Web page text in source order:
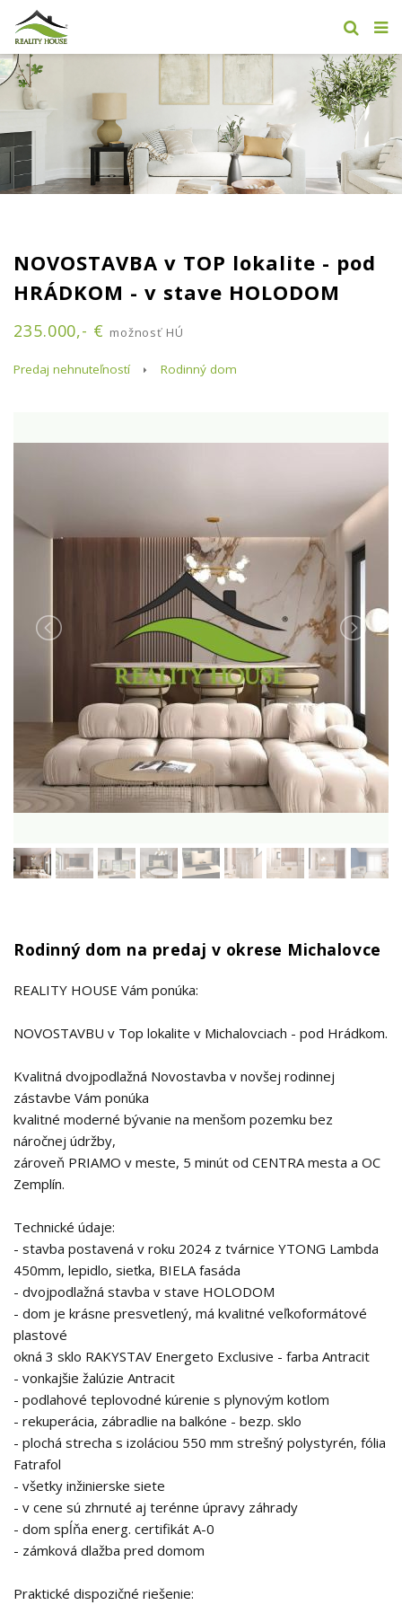
NOVOSTAVBA v TOP lokalite - pod
HRÁDKOM - v stave HOLODOM
235.000,- € možnosť HÚ
Predaj nehnuteľností Rodinný dom
Rodinný dom na predaj v okrese Michalovce
REALITY HOUSE Vám ponúka:
NOVOSTAVBU v Top lokalite v Michalovciach - pod Hrádkom.
Kvalitná dvojpodlažná Novostavba v novšej rodinnej
zástavbe Vám ponúka
kvalitné moderné bývanie na menšom pozemku bez
náročnej údržby,
zároveň PRIAMO v meste, 5 minút od CENTRA mesta a OC
Zemplín.
Technické údaje:
- stavba postavená v roku 2024 z tvárnice YTONG Lambda
450mm, lepidlo, sieťka, BIELA fasáda
- dvojpodlažná stavba v stave HOLODOM
- dom je krásne presvetlený, má kvalitné veľkoformátové
plastové
okná 3 sklo RAKYSTAV Energeto Exclusive - farba Antracit
- vonkajšie žalúzie Antracit
- podlahové teplovodné kúrenie s plynovým kotlom
- rekuperácia, zábradlie na balkóne - bezp. sklo
- plochá strecha s izoláciou 550 mm strešný polystyrén, fólia
Fatrafol
- všetky inžinierske siete
- v cene sú zhrnuté aj terénne úpravy záhrady
- dom spĺňa energ. certifikát A-0
- zámková dlažba pred domom
Praktické dispozičné riešenie: